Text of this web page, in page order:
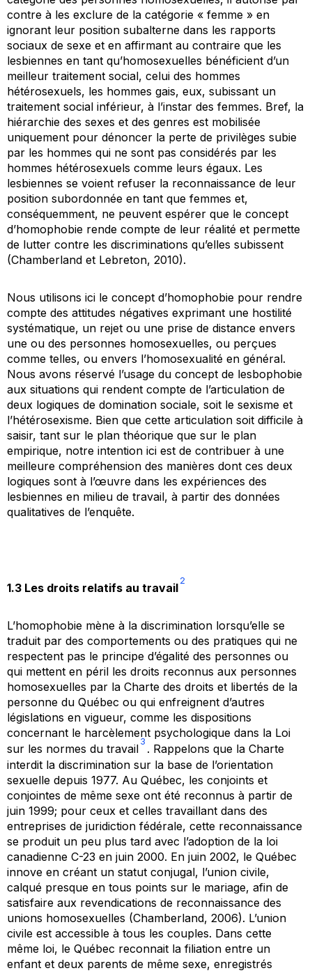
contre à les exclure de la catégorie « femme » en
ignorant leur position subalterne dans les rapports
sociaux de sexe et en affirmant au contraire que les
lesbiennes en tant qu’homosexuelles bénéficient d’un
meilleur traitement social, celui des hommes
hétérosexuels, les hommes gais, eux, subissant un
traitement social inférieur, à l’instar des femmes. Bref, la
hiérarchie des sexes et des genres est mobilisée
uniquement pour dénoncer la perte de privilèges subie
par les hommes qui ne sont pas considérés par les
hommes hétérosexuels comme leurs égaux. Les
lesbiennes se voient refuser la reconnaissance de leur
position subordonnée en tant que femmes et,
conséquemment, ne peuvent espérer que le concept
d’homophobie rende compte de leur réalité et permette
de lutter contre les discriminations qu’elles subissent
(Chamberland et Lebreton, 2010).
Nous utilisons ici le concept d’homophobie pour rendre
compte des attitudes négatives exprimant une hostilité
systématique, un rejet ou une prise de distance envers
une ou des personnes homosexuelles, ou perçues
comme telles, ou envers l’homosexualité en général.
Nous avons réservé l’usage du concept de lesbophobie
aux situations qui rendent compte de l’articulation de
deux logiques de domination sociale, soit le sexisme et
l’hétérosexisme. Bien que cette articulation soit difficile à
saisir, tant sur le plan théorique que sur le plan
empirique, notre intention ici est de contribuer à une
meilleure compréhension des manières dont ces deux
logiques sont à l’œuvre dans les expériences des
lesbiennes en milieu de travail, à partir des données
qualitatives de l’enquête.
1.3 Les droits relatifs au travail
2
L’homophobie mène à la discrimination lorsqu’elle se
traduit par des comportements ou des pratiques qui ne
respectent pas le principe d’égalité des personnes ou
qui mettent en péril les droits reconnus aux personnes
homosexuelles par la Charte des droits et libertés de la
personne du Québec ou qui enfreignent d’autres
législations en vigueur, comme les dispositions
concernant le harcèlement psychologique dans la Loi
sur les normes du travail
3
. Rappelons que la Charte
interdit la discrimination sur la base de l’orientation
sexuelle depuis 1977. Au Québec, les conjoints et
conjointes de même sexe ont été reconnus à partir de
juin 1999; pour ceux et celles travaillant dans des
entreprises de juridiction fédérale, cette reconnaissance
se produit un peu plus tard avec l’adoption de la loi
canadienne C-23 en juin 2000. En juin 2002, le Québec
innove en créant un statut conjugal, l’union civile,
calqué presque en tous points sur le mariage, afin de
satisfaire aux revendications de reconnaissance des
unions homosexuelles (Chamberland, 2006). L’union
civile est accessible à tous les couples. Dans cette
même loi, le Québec reconnait la filiation entre un
enfant et deux parents de même sexe, enregistrés